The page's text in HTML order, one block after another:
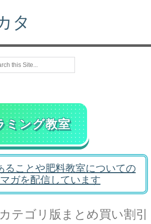
タ
ミング教室
ることや肥料教室についての
ガを配信しています
テゴリ版まとめ買い割引